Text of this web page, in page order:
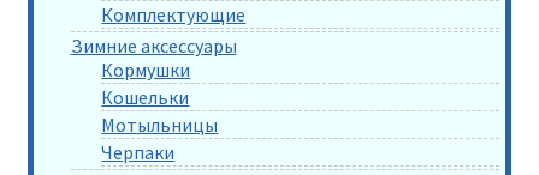
Комплектующие
Зимние аксессуары
Кормушки
Кошельки
Мотыльницы
Черпаки